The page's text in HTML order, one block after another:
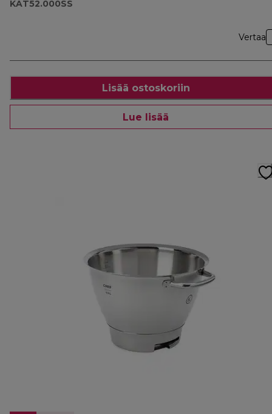
KAT52.000SS
Vertaa
Lisää ostoskoriin
Lue lisää